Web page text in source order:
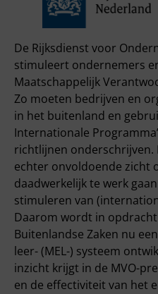
De Rijksdienst voor
stimuleert ondernemers
Maatschappelijk
Zo moeten bedrijven en
in het buitenland en
Internationale
richtlijnen onderschrijven.
echter onvoldoende zicht
daadwerkelijk te werk
stimuleren van
Daarom wordt in
Buitenlandse Zaken nu
leer- (MEL-) systeem
inzicht krijgt in de MVO-
en de effectiviteit van het